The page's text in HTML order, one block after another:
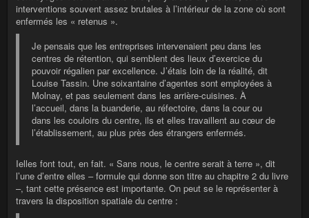
interventions souvent assez brutales à l’intérieur de la zone où sont
enfermés les « retenus ».
Je pensais que les entreprises intervenaient peu dans les
centres de rétention, qui semblent des lieux d’exercice du
pouvoir régalien par excellence. J’étais loin de la réalité, dit
Louise Tassin. Une soixantaine d’agentes sont employées à
Molnay, et pas seulement dans les arrière-cuisines. À
l’accueil, dans la buanderie, au réfectoire, dans la cour ou
dans les couloirs du centre, ils et elles travaillent au cœur de
l’établissement, au plus près des étrangers enfermés.
Ielles font tout, en fait. « Sans nous, le centre serait à terre », dit
l’une d’entre elles – formule qui donne son titre au chapitre 2 du livre
–, tant cette présence est importante. On peut se le représenter à
travers la disposition spatiale du centre :